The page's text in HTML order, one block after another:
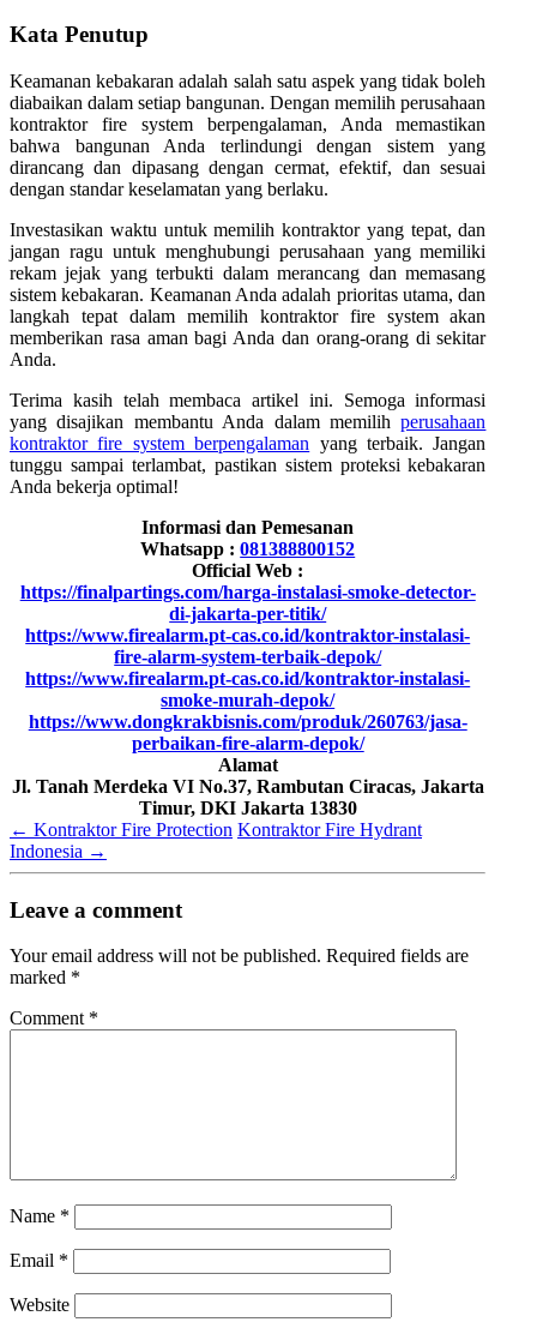
Kata Penutup
Keamanan kebakaran adalah salah satu aspek yang tidak boleh
diabaikan dalam setiap bangunan. Dengan memilih perusahaan
kontraktor fire system berpengalaman, Anda memastikan
bahwa bangunan Anda terlindungi dengan sistem yang
dirancang dan dipasang dengan cermat, efektif, dan sesuai
dengan standar keselamatan yang berlaku.
Investasikan waktu untuk memilih kontraktor yang tepat, dan
jangan ragu untuk menghubungi perusahaan yang memiliki
rekam jejak yang terbukti dalam merancang dan memasang
sistem kebakaran. Keamanan Anda adalah prioritas utama, dan
langkah tepat dalam memilih kontraktor fire system akan
memberikan rasa aman bagi Anda dan orang-orang di sekitar
Anda.
Terima kasih telah membaca artikel ini. Semoga informasi
yang disajikan membantu Anda dalam memilihperusahaan
kontraktor fire system berpengalaman yang terbaik. Jangan
tunggu sampai terlambat, pastikan sistem proteksi kebakaran
Anda bekerja optimal!
Informasi dan Pemesanan
Whatsapp :081388800152
Official Web :
https://finalpartings.com/harga-instalasi-smoke-detector-
di-jakarta-per-titik/
https://www.firealarm.pt-cas.co.id/kontraktor-instalasi-
fire-alarm-system-terbaik-depok/
https://www.firealarm.pt-cas.co.id/kontraktor-instalasi-
smoke-murah-depok/
https://www.dongkrakbisnis.com/produk/260763/jasa-
perbaikan-fire-alarm-depok/
Alamat
Jl. Tanah Merdeka VI No.37, Rambutan Ciracas, Jakarta
Timur, DKI Jakarta 13830
← Kontraktor Fire Protection Kontraktor Fire Hydrant
Indonesia →
Leave a comment
Your email address will not be published. Required fields are
marked *
Comment *
Name *
Email *
Website